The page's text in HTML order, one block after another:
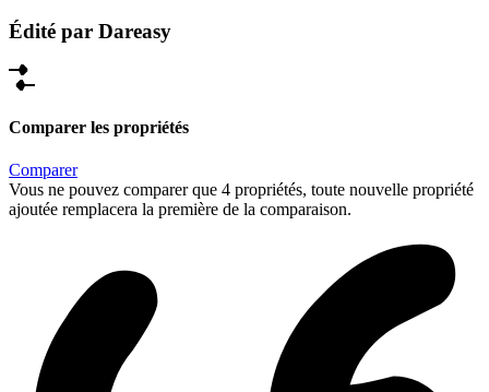
Édité par Dareasy
Comparer les propriétés
Comparer
Vous ne pouvez comparer que 4 propriétés, toute nouvelle propriété
ajoutée remplacera la première de la comparaison.